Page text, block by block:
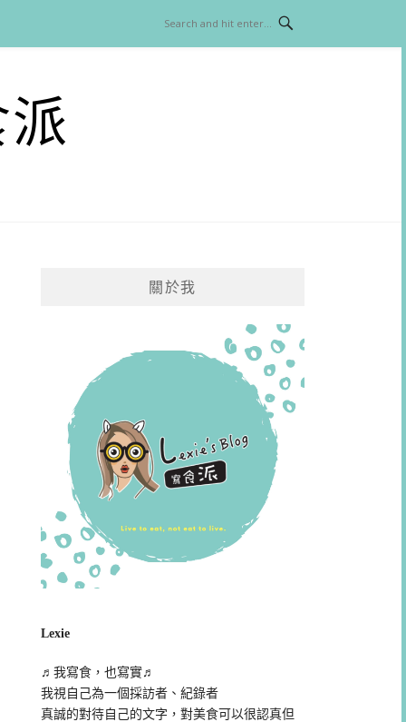
關於我
Lexie
♬我寫食，也寫實♬
我視自己為一個採訪者、紀錄者
真誠的對待自己的文字，對美食可以很認真但